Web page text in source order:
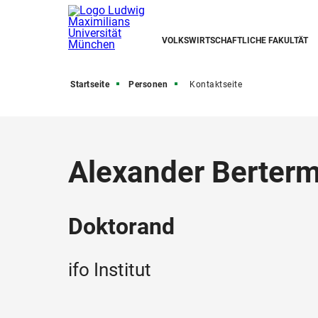
VOLKSWIRTSCHAFTLICHE FAKULTÄT
Startseite Personen Kontaktseite
Alexander
Doktorand
ifo Institut